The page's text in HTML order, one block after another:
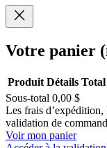
Votre panier
Produits
dans
Produit Détails Total
Sous-total 0,00 $
Les frais d’expédition,
validation de
Voir mon panier